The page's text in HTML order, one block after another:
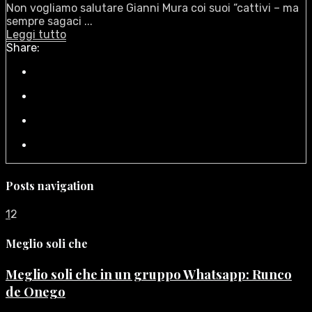
Non vogliamo salutare Gianni Mura coi suoi “cattivi – ma
sempre sagaci ...
Leggi tutto
Share:
Posts navigation
1 2
Meglio soli che
Meglio soli che in un gruppo Whatsapp: Runco
de Onego